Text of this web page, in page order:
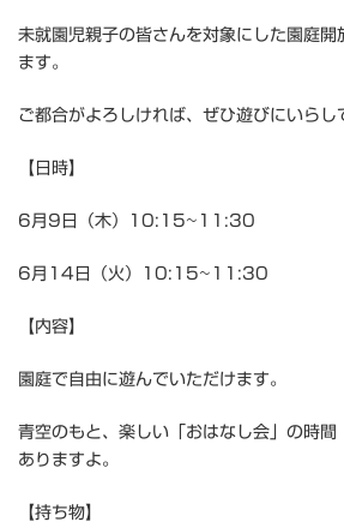
未就園児親子の皆さんを対象にした園庭開
ます。
ご都合がよろしければ、ぜひ遊びにいらし
【日時】
6月9日（木）10:15~11:30
6月14日（火）10:15~11:30
【内容】
園庭で自由に遊んでいただけます。
青空のもと、楽しい「おはなし会」の
ありますよ。
【持ち物】